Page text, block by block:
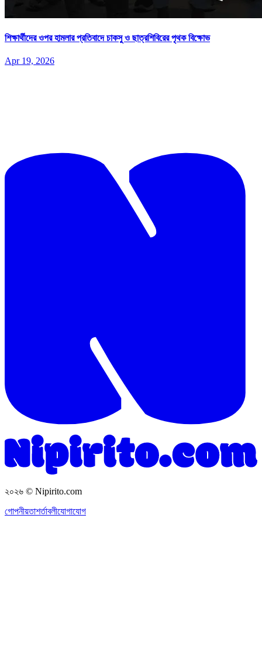
শিক্ষার্থীদের ওপর হামলার প্রতিবাদে চাকসু ও ছাত্রশিবিরের পৃথক বিক্ষোভ
Apr 19, 2026
২০২৬ © Nipirito.com
গোপনীয়তাশর্তাবলীযোগাযোগ